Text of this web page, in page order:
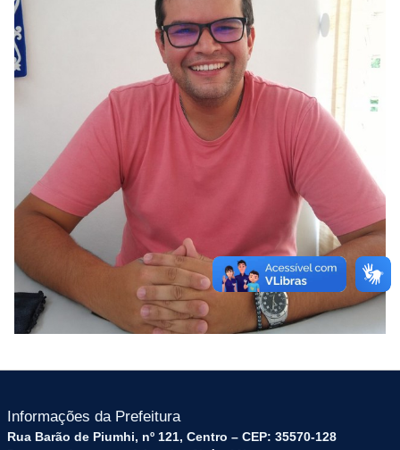
Informações da Prefeitura
Rua Barão de Piumhi, nº 121, Centro – CEP: 35570-128